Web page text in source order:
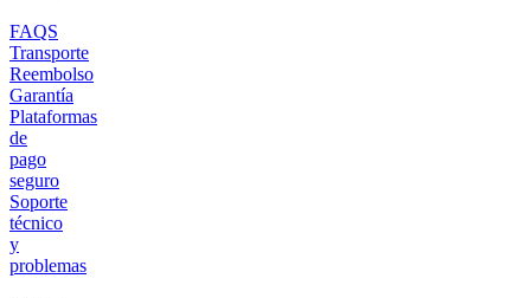
FAQS
Transporte
Reembolso
Garantía
Plataformas
de
pago
seguro
Soporte
técnico
y
problemas